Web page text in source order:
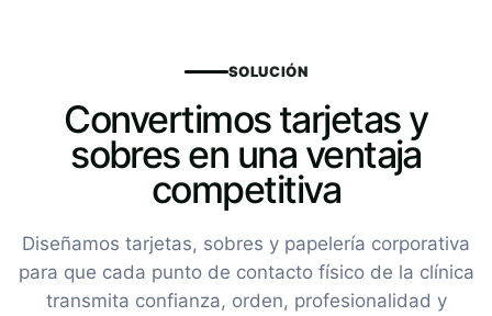
SOLUCIÓN
Convertimos tarjetas y
sobres en una ventaja
competitiva
Diseñamos tarjetas, sobres y papelería corporativa
para que cada punto de contacto físico de la clínica
transmita confianza, orden, profesionalidad y